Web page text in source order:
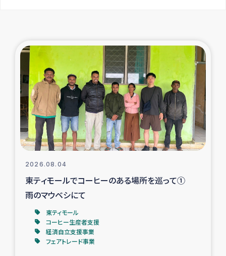
東ティモール豪雨緊急支援
大雨による洪水被災者支援
カカオ生産者支援事業
シリア国内避難民・帰還民の生活再建支援
トルコにおけるシリア難民支援事業
インドネシア中部 スラウェシの地震・津波被災者支援
スリランカ ジャフナ県干物事業
2026.08.04
東ティモールでコーヒーのある場所を巡って①
雨のマウベシにて
東ティモール
コーヒー生産者支援
経済自立支援事業
フェアトレード事業